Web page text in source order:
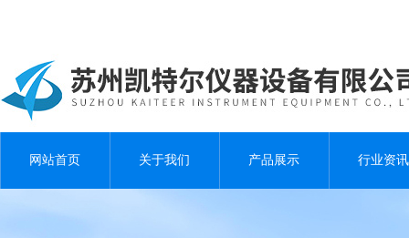
网站首页 关于我们 产品展示 行业资讯